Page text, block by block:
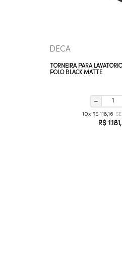
DECA
TORNEIRA PARA
POLO BLACK MATTE
－
10 R$ 118,16
R$ 1 .181 ,